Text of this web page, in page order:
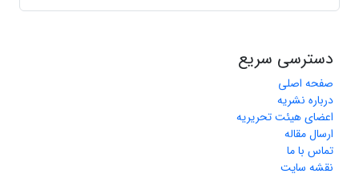
دسترسی سریع
صفحه اصلی
درباره نشریه
اعضای هیئت تحریریه
ارسال مقاله
تماس با ما
نقشه سایت